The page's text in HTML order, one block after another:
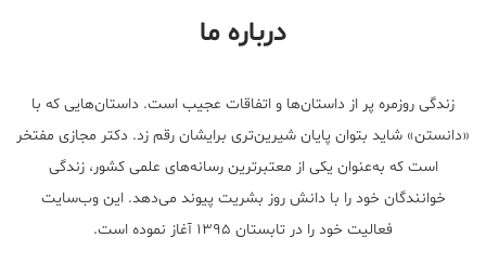
درباره ما
زندگی روزمره پر از داستان‌ها و اتفاقات عجیب است. داستان‌هایی که با
«دانستن» شاید بتوان پایان شیرین‌تری برایشان رقم زد. دکتر مجازی مفتخر
است که به‌عنوان یکی از معتبر‌ترین رسانه‌های علمی کشور، زندگی
خوانندگان خود را با دانش روز بشریت پیوند می‌دهد. این وب‌سایت
فعالیت خود را در تابستان ۱۳۹۵ آغاز نموده است.